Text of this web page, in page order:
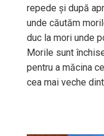
repede și după
unde căutăm
duc la mori unde
Morile sunt
pentru a măcina
cea mai veche